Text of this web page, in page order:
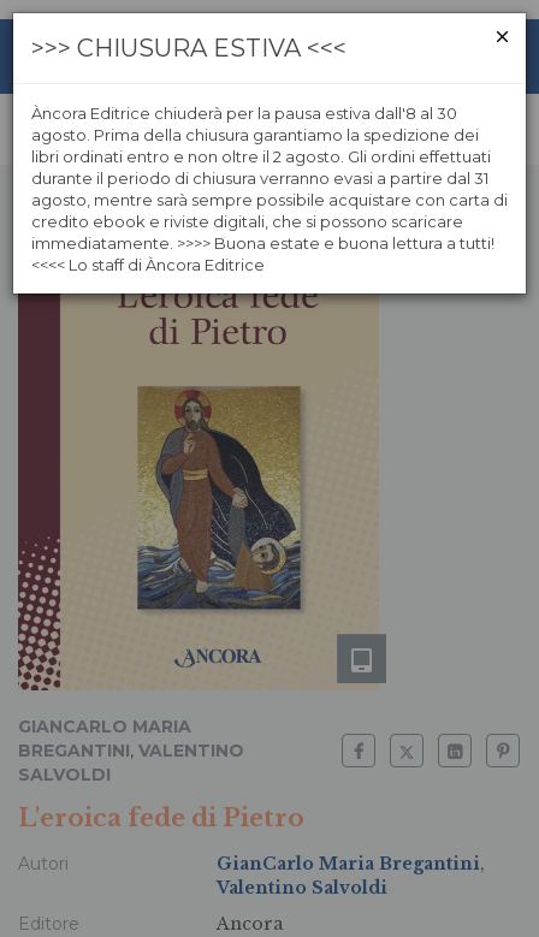
GIANCARLO MARIA
BREGANTINI, VALENTINO
SALVOLDI
L'eroica fede di Pietro
Autori GianCarlo Maria Bregantini,
Valentino Salvoldi
Editore
Ancora
>>> CHIUSURA ESTIVA <<<
Àncora Editrice chiuderà per la pausa estiva dall'8 al 30
agosto. Prima della chiusura garantiamo la spedizione dei
libri ordinati entro e non oltre il 2 agosto. Gli ordini effettuati
durante il periodo di chiusura verranno evasi a partire dal 31
agosto, mentre sarà sempre possibile acquistare con carta di
credito ebook e riviste digitali, che si possono scaricare
immediatamente. >>>> Buona estate e buona lettura a tutti!
<<<< Lo staff di Àncora Editrice